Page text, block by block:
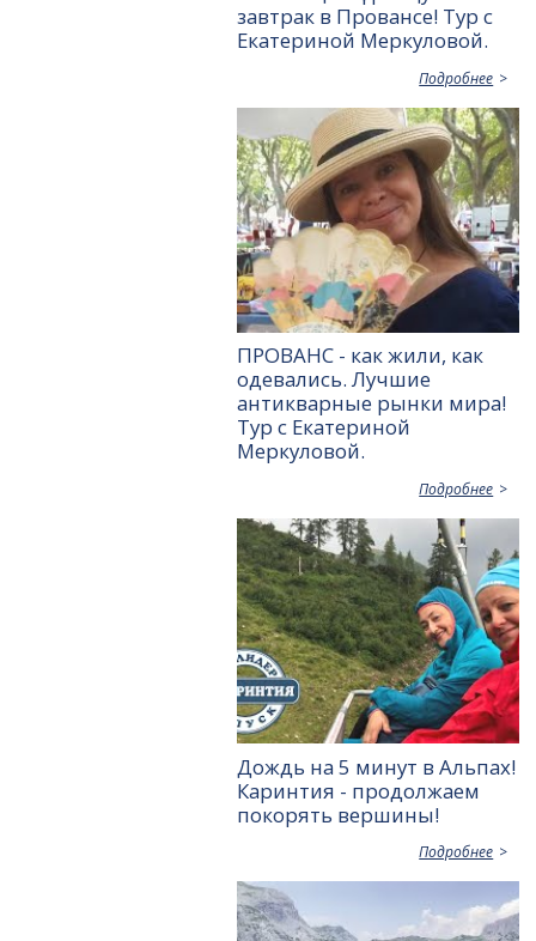
завтрак в Провансе! Тур с
Екатериной Меркуловой.
Подробнее
ПРОВАНС - как жили, как
одевались. Лучшие
антикварные рынки мира!
Тур с Екатериной
Меркуловой.
Подробнее
Дождь на 5 минут в Альпах!
Каринтия - продолжаем
покорять вершины!
Подробнее